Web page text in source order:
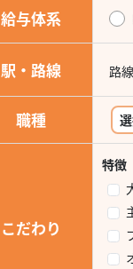
給与体系
駅・路線 路線
職種
こだわり
特徴